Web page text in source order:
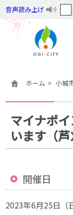
音声読み上げ
ホーム 小城
マイナポ
います（芦
開催日
2023年6月25日（